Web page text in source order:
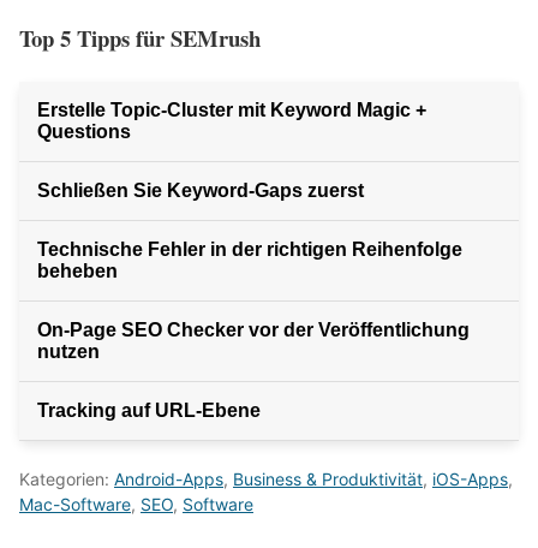
Top 5 Tipps für SEMrush
Erstelle Topic-Cluster mit Keyword Magic +
Questions
Schließen Sie Keyword-Gaps zuerst
Technische Fehler in der richtigen Reihenfolge
beheben
On‑Page SEO Checker vor der Veröffentlichung
nutzen
Tracking auf URL‑Ebene
Kategorien: Android-Apps, Business & Produktivität, iOS-Apps,
Mac-Software, SEO, Software